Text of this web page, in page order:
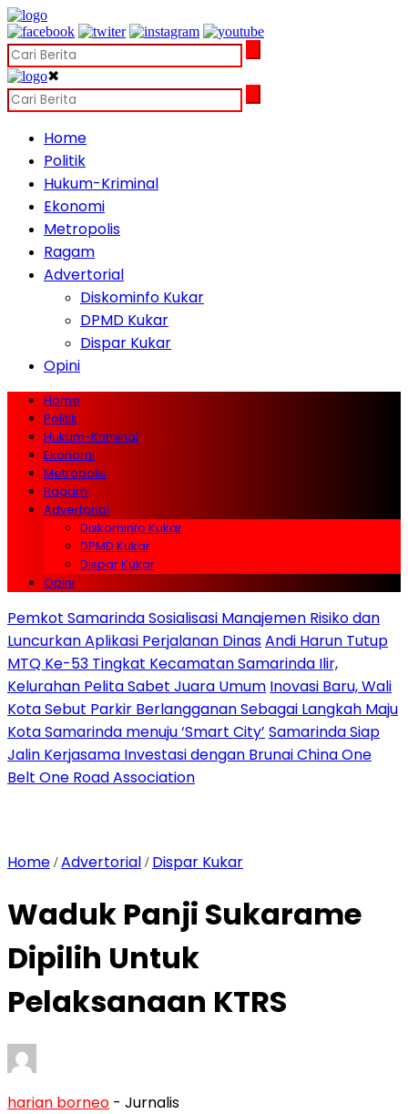
✖
Home
Politik
Hukum-Kriminal
Ekonomi
Metropolis
Ragam
Advertorial
Diskominfo Kukar
DPMD Kukar
Dispar Kukar
Opini
Home
Politik
Hukum-Kriminal
Ekonomi
Metropolis
Ragam
Advertorial
Diskominfo Kukar
DPMD Kukar
Dispar Kukar
Opini
Pemkot Samarinda Sosialisasi Manajemen Risiko dan
Luncurkan Aplikasi Perjalanan DinasAndi Harun Tutup
MTQ Ke-53 Tingkat Kecamatan Samarinda Ilir,
Kelurahan Pelita Sabet Juara Umum Inovasi Baru, Wali
Kota Sebut Parkir Berlangganan Sebagai Langkah Maju
Kota Samarinda menuju ‘Smart City’ Samarinda Siap
Jalin Kerjasama Investasi dengan Brunai China One
Belt One Road Association
Home /Advertorial / Dispar Kukar
Waduk Panji Sukarame
Dipilih Untuk
Pelaksanaan KTRS
harian borneo - Jurnalis